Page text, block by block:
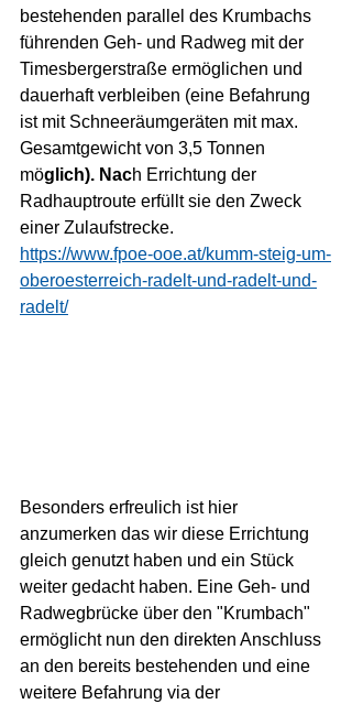
bestehenden parallel des Krumbachs
führenden Geh- und Radweg mit der
Timesbergerstraße ermöglichen und
dauerhaft verbleiben (eine Befahrung
ist mit Schneeräumgeräten mit max.
Gesamtgewicht von 3,5 Tonnen
möglich). Nach Errichtung der
Radhauptroute erfüllt sie den Zweck
einer Zulaufstrecke.
https://www.fpoe-ooe.at/kumm-steig-um-
oberoesterreich-radelt-und-radelt-und-
radelt/
Besonders erfreulich ist hier
anzumerken das wir diese Errichtung
gleich genutzt haben und ein Stück
weiter gedacht haben. Eine Geh- und
Radwegbrücke über den "Krumbach"
ermöglicht nun den direkten Anschluss
an den bereits bestehenden und eine
weitere Befahrung via der